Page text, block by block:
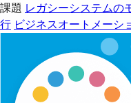
課題 レガシーシステムの
行 ビジネスオートメーシ